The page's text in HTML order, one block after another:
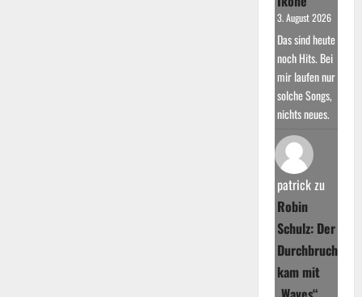
3. August 2026
Das sind heute
noch Hits. Bei
mir laufen nur
solche Songs,
nichts neues.
patrickzu
Robin
Schulz: Der
Durchbruch
kam mit